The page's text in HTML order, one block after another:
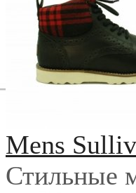
Mens
Стильные